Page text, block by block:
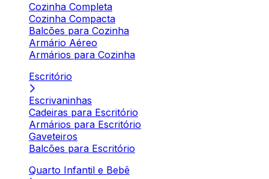
Cozinha Completa
Cozinha Compacta
Balcões para Cozinha
Armário Aéreo
Armários para Cozinha
Escritório
Escrivaninhas
Cadeiras para Escritório
Armários para Escritório
Gaveteiros
Balcões para Escritório
Quarto Infantil e Bebê